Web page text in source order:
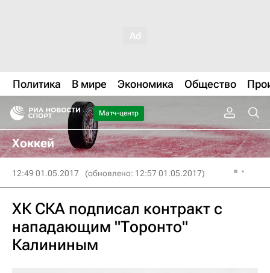
Политика В мире Экономика Общество
Матч-центр
Хоккей
12:49 01.05.2017 (обновлено: 12:57 01.05.2017)
ХК СКА подписал контракт с
нападающим "Торонто"
Калининым